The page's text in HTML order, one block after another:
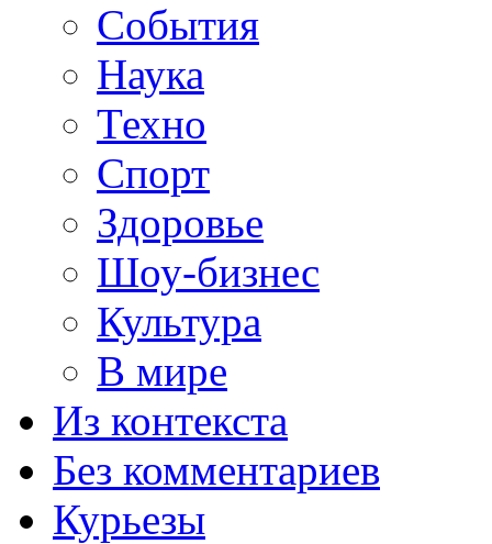
События
Наука
Техно
Спорт
Здоровье
Шоу-бизнес
Культура
В мире
Из контекста
Без комментариев
Курьезы